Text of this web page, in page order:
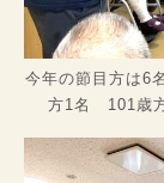
今年の節目方は6
方1名 101歳